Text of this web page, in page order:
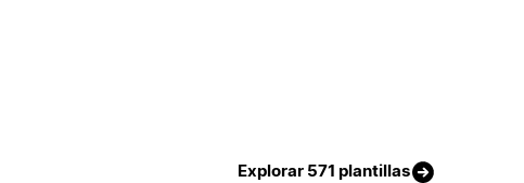
Explorar 571 plantillas